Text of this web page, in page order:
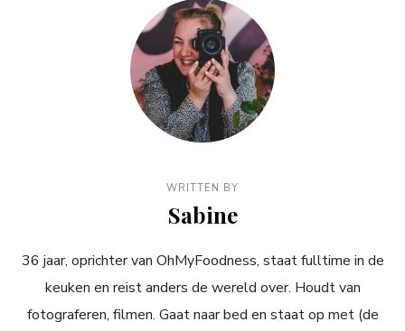
WRITTEN BY
Sabine
36 jaar, oprichter van OhMyFoodness, staat fulltime in de
keuken en reist anders de wereld over. Houdt van
fotograferen, filmen. Gaat naar bed en staat op met (de